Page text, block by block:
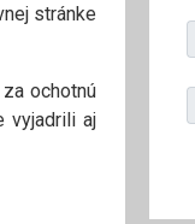
stránke
ochotnú
vyjadrili aj